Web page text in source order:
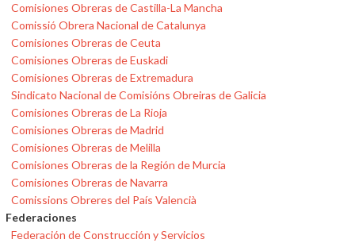
Comisiones Obreras de Castilla-La Mancha
Comissió Obrera Nacional de Catalunya
Comisiones Obreras de Ceuta
Comisiones Obreras de Euskadi
Comisiones Obreras de Extremadura
Sindicato Nacional de Comisións Obreiras de Galicia
Comisiones Obreras de La Rioja
Comisiones Obreras de Madrid
Comisiones Obreras de Melilla
Comisiones Obreras de la Región de Murcia
Comisiones Obreras de Navarra
Comissions Obreres del País Valencià
Federaciones
Federación de Construcción y Servicios